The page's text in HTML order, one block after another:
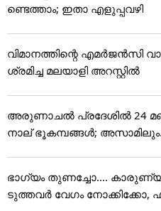
ണ്ടെത്താം; ഇതാ എളുപ്പവഴി
വിമാനത്തിന്റെ എമർജൻസി
ശ്രമിച്ച മലയാളി അറസ്റ്റിൽ
അരുണാചൽ പ്രദേശിൽ 24
നാല് ഭൂകമ്പങ്ങൾ;
ഭാഗ്യം തുണച്ചോ....
ടുത്തവര്‍ വേഗം നോക്കിക്കോ,